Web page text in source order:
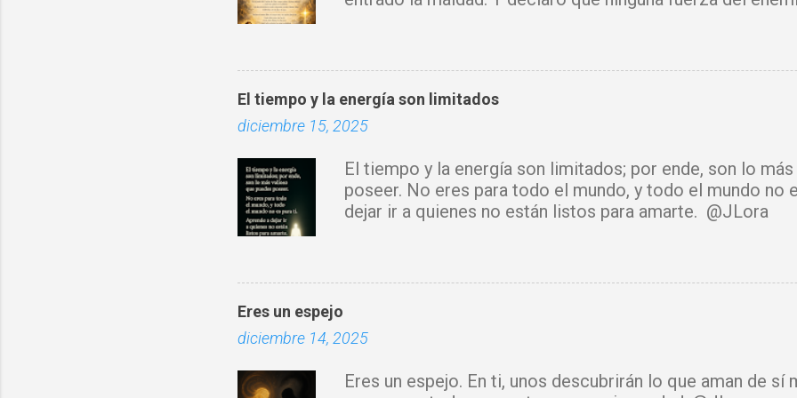
Espíritu Santo purifique todo a mi alrededor. Por el
con tu luz y tu paz. Declaro mi mente libre, mi cuerpo
fortalecido. Donde había temor, hoy hay fe. Donde había
prosperará. Hoy se cierra todo ciclo de oscuridad y
nuevo de luz y bendición. Mi vida y mi hogar están
Jesucristo. Amén.
El tiempo y la energía son limitados
diciembre 15, 2025
El tiempo y la energía son limitados; por ende, son lo
poseer. No eres para todo el mundo, y todo el mundo no
dejar ir a quienes no están listos para amarte. @JLora
Eres un espejo
diciembre 14, 2025
Eres un espejo. En ti, unos descubrirán lo que aman de sí